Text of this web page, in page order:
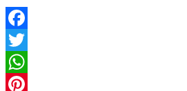
Facebook
Twitter
WhatsApp